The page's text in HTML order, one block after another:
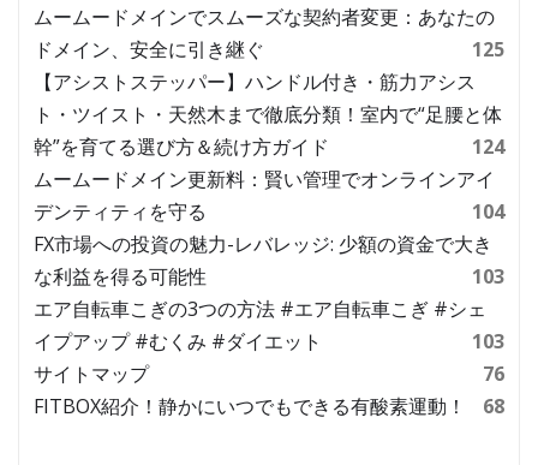
ムームードメインでスムーズな契約者変更：あなたの
ドメイン、安全に引き継ぐ
125
【アシストステッパー】ハンドル付き・筋力アシス
ト・ツイスト・天然木まで徹底分類！室内で“足腰と体
幹”を育てる選び方＆続け方ガイド
124
ムームードメイン更新料：賢い管理でオンラインアイ
デンティティを守る
104
FX市場への投資の魅力-レバレッジ: 少額の資金で大き
な利益を得る可能性
103
エア自転車こぎの3つの方法 #エア自転車こぎ #シェ
イプアップ #むくみ #ダイエット
103
サイトマップ
76
FITBOX紹介！静かにいつでもできる有酸素運動！
68